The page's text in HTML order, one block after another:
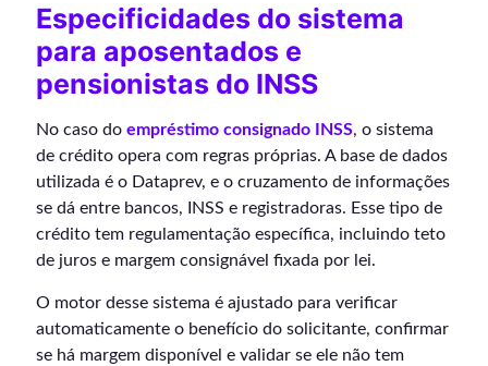
Especificidades do sistema
para aposentados e
pensionistas do INSS
No caso do empréstimo consignado INSS, o sistema
de crédito opera com regras próprias. A base de dados
utilizada é o Dataprev, e o cruzamento de informações
se dá entre bancos, INSS e registradoras. Esse tipo de
crédito tem regulamentação específica, incluindo teto
de juros e margem consignável fixada por lei.
O motor desse sistema é ajustado para verificar
automaticamente o benefício do solicitante, confirmar
se há margem disponível e validar se ele não tem